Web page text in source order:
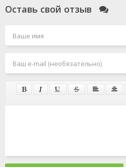
Оставь свой отзыв